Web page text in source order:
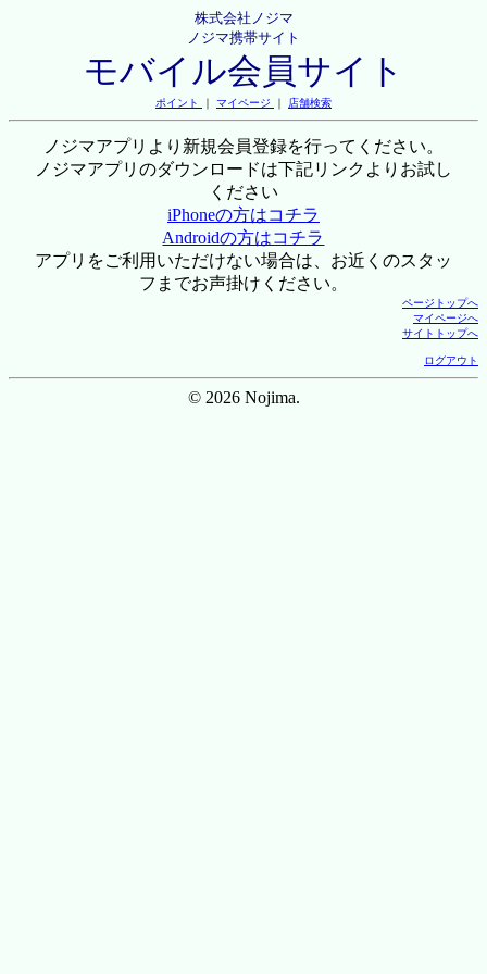
株式会社ノジマ
ノジマ携帯サイト
モバイル会員サイト
ポイント ｜ マイページ ｜ 店舗検索
ノジマアプリより新規会員登録を行ってください。
ノジマアプリのダウンロードは下記リンクよりお試し
ください
iPhoneの方はコチラ
Androidの方はコチラ
アプリをご利用いただけない場合は、お近くのスタッ
フまでお声掛けください。
ページトップへ
マイページへ
サイトトップへ
ログアウト
© 2026 Nojima.